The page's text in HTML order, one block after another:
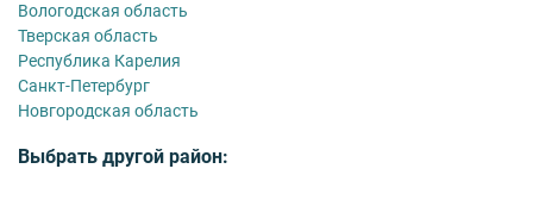
Вологодская область
Тверская область
Республика Карелия
Санкт-Петербург
Новгородская область
Выбрать другой район: